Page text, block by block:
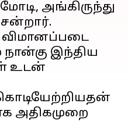
அங்கிருந்து
விமானப்படை
நான்கு இந்திய
உடன்
அதிகமுறை